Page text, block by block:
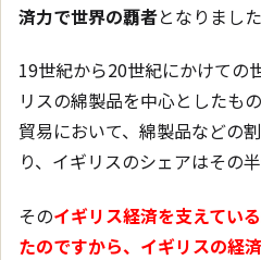
済力で世界の覇者となりました
19世紀から20世紀にかけての
リスの綿製品を中心としたも
貿易において、綿製品などの
り、イギリスのシェアはその
そのイギリス経済を支えてい
たのですから、イギリスの経